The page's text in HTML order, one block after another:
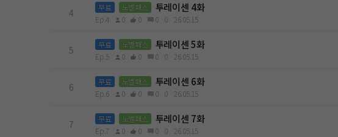
4 무료 노벨패스 투레이센 4화
Ep.4 0 0 0 0 26.05.15
5 무료 노벨패스 투레이센 5화
Ep.5 0 0 0 0 26.05.15
6 무료 노벨패스 투레이센 6화
Ep.6 0 0 0 0 26.05.15
7 무료 노벨패스 투레이센 7화
Ep.7 0 0 0 0 26.05.15